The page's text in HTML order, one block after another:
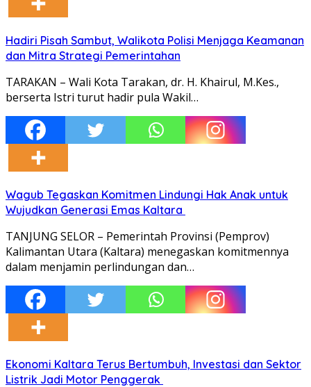
Hadiri Pisah Sambut, Walikota Polisi Menjaga Keamanan
dan Mitra Strategi Pemerintahan
TARAKAN – Wali Kota Tarakan, dr. H. Khairul, M.Kes.,
berserta Istri turut hadir pula Wakil…
Wagub Tegaskan Komitmen Lindungi Hak Anak untuk
Wujudkan Generasi Emas Kaltara
TANJUNG SELOR – Pemerintah Provinsi (Pemprov)
Kalimantan Utara (Kaltara) menegaskan komitmennya
dalam menjamin perlindungan dan…
Ekonomi Kaltara Terus Bertumbuh, Investasi dan Sektor
Listrik Jadi Motor Penggerak